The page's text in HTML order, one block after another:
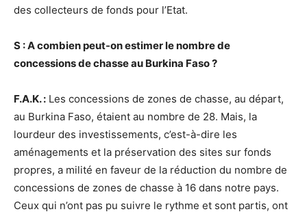
des collecteurs de fonds pour l’Etat.
S : A combien peut-on estimer le nombre de
concessions de chasse au Burkina Faso ?
F.A.K. : Les concessions de zones de chasse, au départ,
au Burkina Faso, étaient au nombre de 28. Mais, la
lourdeur des investissements, c’est-à-dire les
aménagements et la préservation des sites sur fonds
propres, a milité en faveur de la réduction du nombre de
concessions de zones de chasse à 16 dans notre pays.
Ceux qui n’ont pas pu suivre le rythme et sont partis, ont